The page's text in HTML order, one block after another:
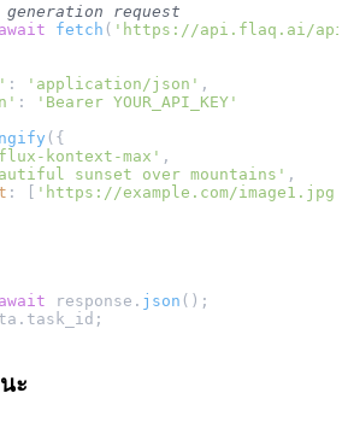
request
await fetch ( 'https://api.flaq.ai/api/
: 'application/json' ,
:
'Bearer YOUR_API_KEY'
({
kontext-max' ,
sunset over mountains' ,
: [ 'https://example.com/image1.jpg'
await response. json
task_id
ะ